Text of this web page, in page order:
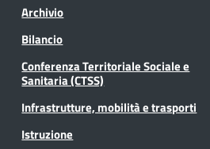
Archivio
Bilancio
Conferenza Territoriale Sociale e
Sanitaria (CTSS)
Infrastrutture, mobilità e trasporti
Istruzione